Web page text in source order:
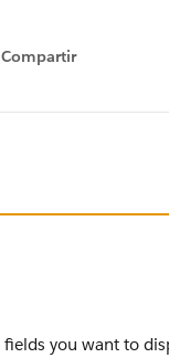
Compartir
menu
fields you want to